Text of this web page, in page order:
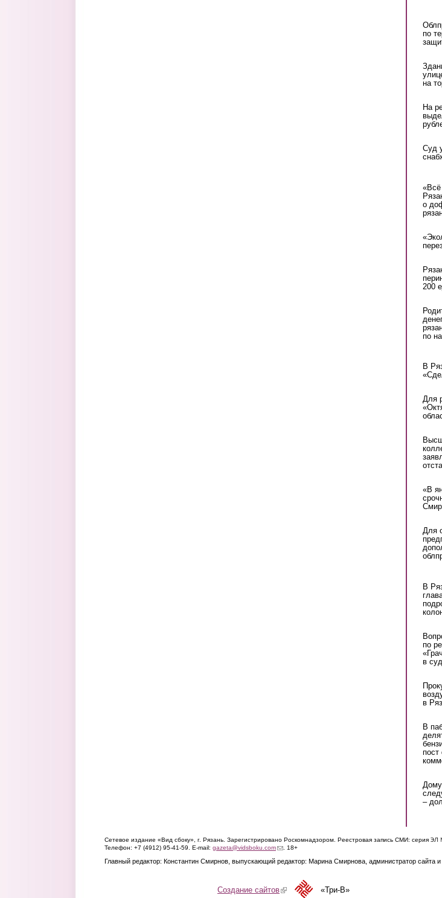
по
на
На
Суд
о
200
по
В
Для
«В
Для
В
по
в
в
В
пост
–
Сетевое издание «Вид сбоку», г. Рязань. Зарегистрировано Роскомнадзором. Реестровая запись СМИ: серия ЭЛ
Телефон: +7 (4912) 95-41-59. E-mail: gazeta@vidsboku.com(link sends e-mail)
. 18+
Главный редактор: Константин Смирнов, выпускающий редактор: Марина Смирнова, администратор сайта и
Создание сайтов(link is external)«Три-В»